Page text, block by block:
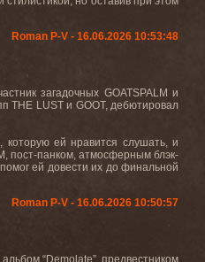
Roman P-V - 16.06.2026 10:53:48
загадочных GOATSPALM и
THE LUST и GOOT, дебютировал
которую ей нравится слушать, и
пост-панком, атмосферным блэк-
ей довести их до финальной
Roman P-V - 16.06.2026 10:50:57
“Demolate”, предвестником